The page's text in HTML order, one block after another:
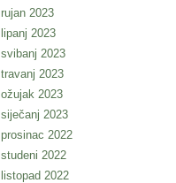
rujan 2023
lipanj 2023
svibanj 2023
travanj 2023
ožujak 2023
siječanj 2023
prosinac 2022
studeni 2022
listopad 2022